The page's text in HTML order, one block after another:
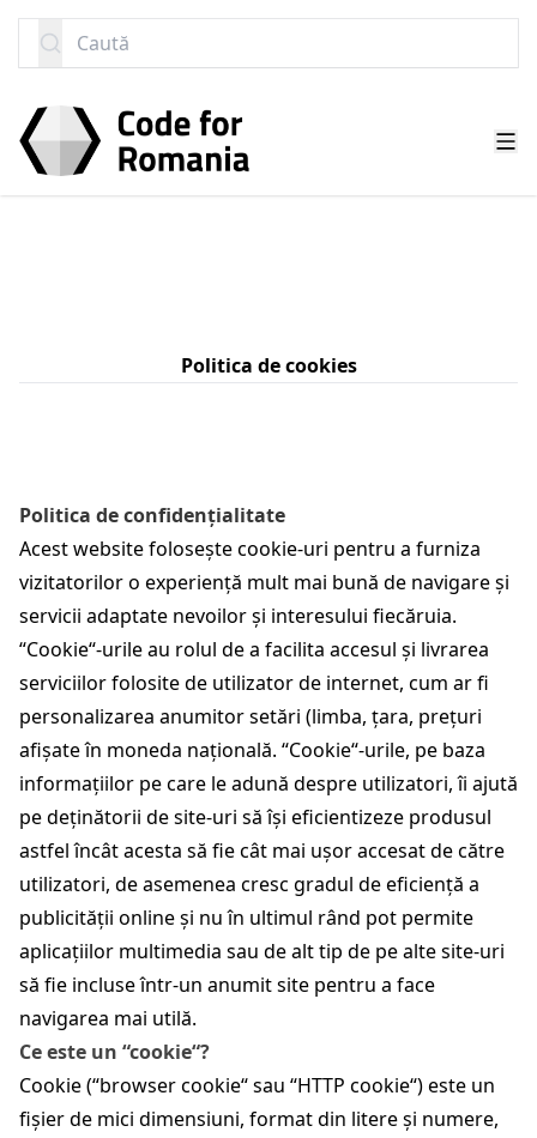
Caută
Politica de cookies
Politica de confidențialitate
Acest website folosește cookie-uri pentru a furniza
vizitatorilor o experiență mult mai bună de navigare și
servicii adaptate nevoilor și interesului fiecăruia.
“Cookie“-urile au rolul de a facilita accesul și livrarea
serviciilor folosite de utilizator de internet, cum ar fi
personalizarea anumitor setări (limba, țara, prețuri
afișate în moneda națională. “Cookie“-urile, pe baza
informațiilor pe care le adună despre utilizatori, îi ajută
pe deținătorii de site-uri să își eficientizeze produsul
astfel încât acesta să fie cât mai ușor accesat de către
utilizatori, de asemenea cresc gradul de eficiență a
publicității online și nu în ultimul rând pot permite
aplicațiilor multimedia sau de alt tip de pe alte site-uri
să fie incluse într-un anumit site pentru a face
navigarea mai utilă.
Ce este un “cookie“?
Cookie (“browser cookie“ sau “HTTP cookie“) este un
fișier de mici dimensiuni, format din litere și numere,